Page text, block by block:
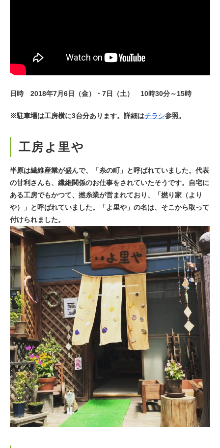
日時 2018年7月6日（金）・7日（土） 10時30分～15時
※駐車場は工房横に3台分あります。詳細はチラシ参照。
工房よ里や
半原は繊維産業が盛んで、「糸の町」と呼ばれていました。代表
の甘利さんも、繊維関係のお仕事をされていたそうです。自宅に
ある工房でもかつて、撚糸業が営まれており、「撚り家（より
や）」と呼ばれていました。「よ里や」の名は、そこから取って
付けられました。